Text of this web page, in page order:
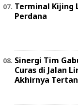
Terminal Kijing
Perdana
Sinergi Tim
Curas di Jalan
Akhirnya